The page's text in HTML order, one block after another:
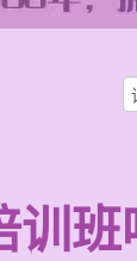
训班